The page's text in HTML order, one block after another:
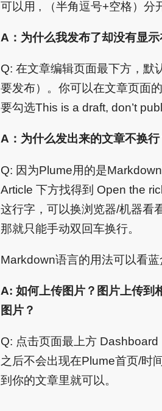
可以用 , （半角逗号+空格）分
A：为什么我发布了却没有显示
Q: 在文章编辑页面最下方，默
要发布）。你可以在文章页面
要勾选This is a draft, don’t
A：为什么发出来的文章不换行
Q: 因为Plume用的是
Article 下方找得到 Open the
这行字，可以换浏览器/机器看
那就只能手动双回车换行。
Markdown语言的用法可以看
A: 如何上传图片？图片上传到
图片？
Q: 点击页面最上方
之后不会出现在Plume首页/时
到你的文章里就可以。